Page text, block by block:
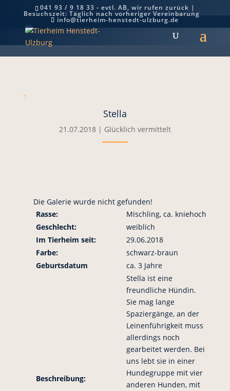
041 93 / 9 18 33 - evtl. AB, wir rufen zurück |
Besuchszeit: Täglich nach vorheriger Vereinbarung
info@tierheim-henstedt-ulzburg.de
Stella
7
Stella
21.07.2018| Glücklich vermittelt
Die Galerie wurde nicht gefunden!
Rasse:
Mischling, ca. kniehoch
Geschlecht:
weiblich
Im Tierheim seit:
29.06.2018
Farbe:
schwarz-braun
Geburtsdatum
ca. 3 Jahre
Beschreibung:
Stella ist eine
freundliche Hündin.
Sie mag lange
Spaziergänge, an der
Leinenführigkeit muss
allerdings noch
gearbeitet werden. Bei
uns lebt sie in einer
Hundegruppe mit vier
anderen Hunden, mit